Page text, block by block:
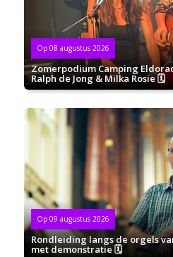
Op 08 augustus 2026
Zomerpodium Camping
Ralph de Jong & Milka Rosie 🗓
Op 09 augustus 2026
Rondleiding langs de orgels
met demonstratie 🗓